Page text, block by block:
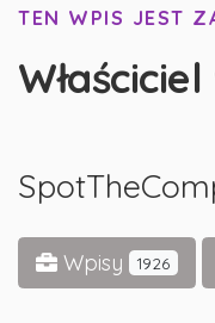
TEN WPIS JEST
Wpisy 1926